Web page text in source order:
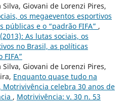
Giovani de Lorenzi Pires,
os megaeventos esportivos
públicas e o “padrão FIFA” ,
As lutas sociais, os
no Brasil, as políticas
Giovani de Lorenzi Pires,
Enquanto quase tudo na
Motrivivência celebra 30 anos de
, Motrivivência: v. 30 n. 53